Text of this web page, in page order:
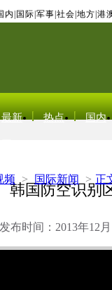
内 国际 军事 社会 地方 港
最新 热点 国内
频 > 国际新闻 > 正
韩国防空识别
发布时间：2013年12